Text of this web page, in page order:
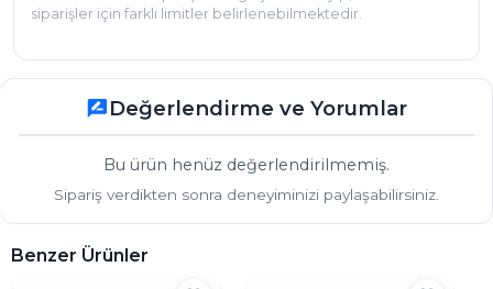
siparişler için farklı limitler belirlenebilmektedir.
rate_reviewDeğerlendirme ve Yorumlar
Bu ürün henüz değerlendirilmemiş.
Sipariş verdikten sonra deneyiminizi paylaşabilirsiniz.
Benzer Ürünler